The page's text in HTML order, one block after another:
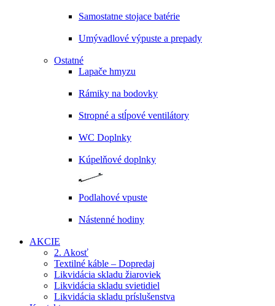
Samostatne stojace batérie
Umývadlové výpuste a prepady
Ostatné
Lapače hmyzu
Rámiky na bodovky
Stropné a stĺpové ventilátory
WC Doplnky
Kúpelňové doplnky
Podlahové vpuste
Nástenné hodiny
AKCIE
2. Akosť
Textilné káble – Dopredaj
Likvidácia skladu žiaroviek
Likvidácia skladu svietidiel
Likvidácia skladu príslušenstva